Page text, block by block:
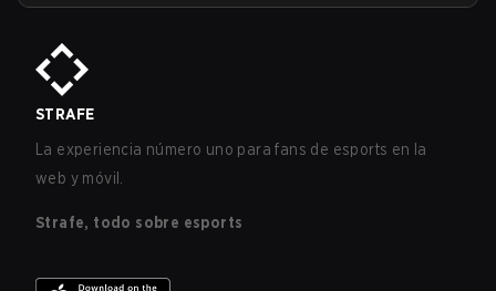
STRAFE
La experiencia número uno para fans de esports en la
web y móvil.
Strafe, todo sobre esports